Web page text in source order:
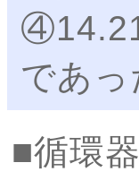
であっ
循環